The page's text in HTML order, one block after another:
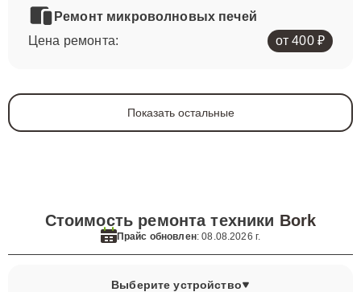
Ремонт микроволновых печей
Цена ремонта:
от 400 ₽
Показать остальные
Стоимость ремонта техники Bork
Прайс обновлен: 08.08.2026 г.
Выберите устройство